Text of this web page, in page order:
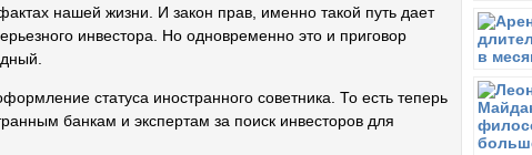
нашей жизни. И закон прав, именно такой путь дает
инвестора. Но одновременно это и приговор
статуса иностранного советника. То есть теперь
банкам и экспертам за поиск инвесторов для